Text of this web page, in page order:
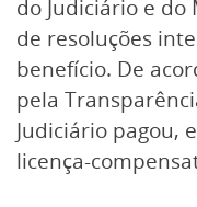
do Judiciário e
de resoluções
benefício. De
pela
Judiciário pagou,
licença-